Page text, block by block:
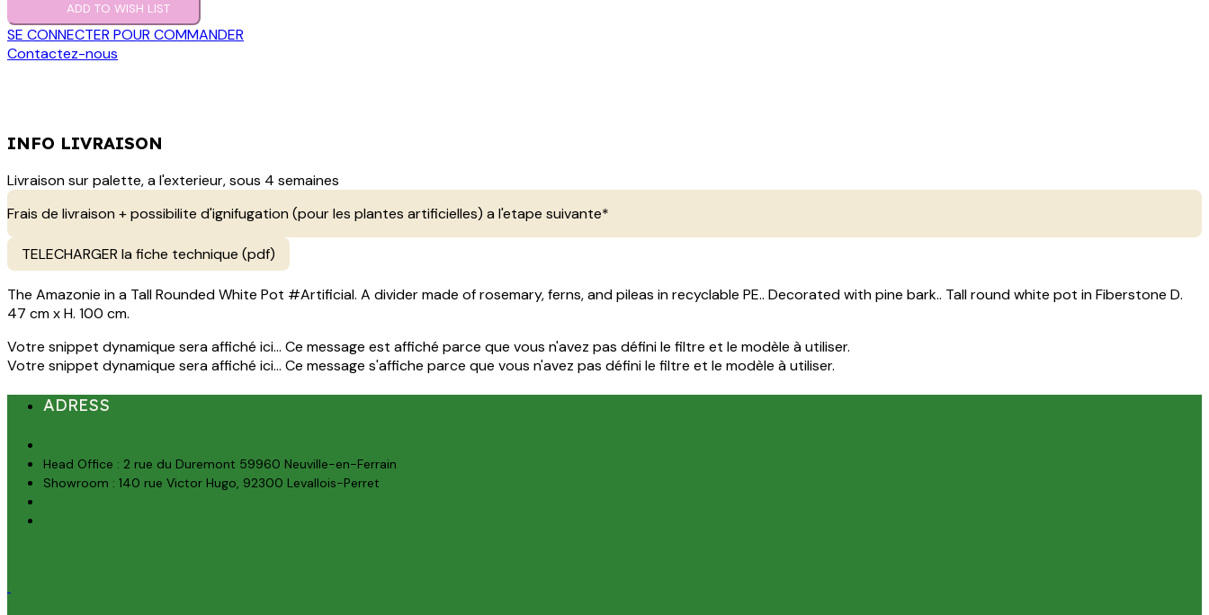
ADD TO WISH LIST
SE CONNECTER POUR COMMANDER
Contactez-nous
INFO LIVRAISON
Livraison sur palette, a l'exterieur, sous 4 semaines
Frais de livraison + possibilite d'ignifugation (pour les plantes artificielles) a l'etape suivante*
TELECHARGER la fiche technique (pdf)
The Amazonie in a Tall Rounded White Pot #Artificial. A divider made of rosemary, ferns, and pileas in recyclable PE.. Decorated with pine bark.. Tall round white pot in Fiberstone D.
47 cm x H. 100 cm.
Votre snippet dynamique sera affiché ici... Ce message est affiché parce que vous n'avez pas défini le filtre et le modèle à utiliser.
Votre snippet dynamique sera affiché ici... Ce message s'affiche parce que vous n'avez pas défini le filtre et le modèle à utiliser.
ADRESS
Head Office : 2 rue du Duremont 59960 Neuville-en-Ferrain
Showroom : 140 rue Victor Hugo, 92300 Levallois-Perret